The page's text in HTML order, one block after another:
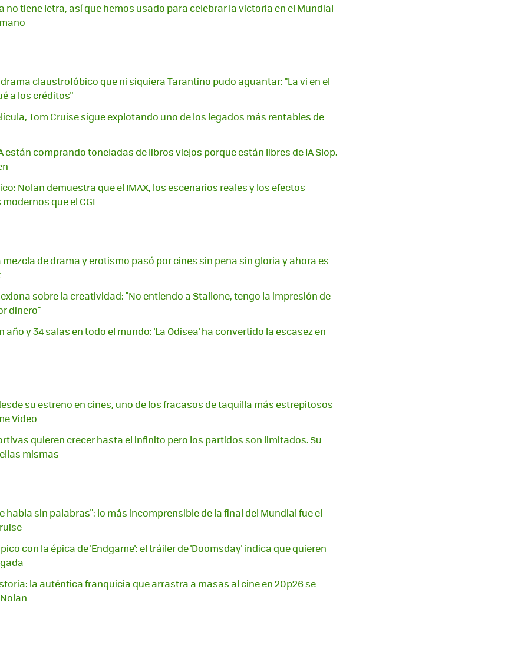
no tiene letra, así que hemos usado para celebrar la victoria en el Mundial
claustrofóbico que ni siquiera Tarantino pudo aguantar: "La vi en el
a los créditos"
Tom Cruise sigue explotando uno de los legados más rentables de
están comprando toneladas de libros viejos porque están libres de IA Slop.
Nolan demuestra que el IMAX, los escenarios reales y los efectos
que el CGI
mezcla de drama y erotismo pasó por cines sin pena sin gloria y ahora es
sobre la creatividad: "No entiendo a Stallone, tengo la impresión de
dinero"
año y 34 salas en todo el mundo: 'La Odisea' ha convertido la escasez en
su estreno en cines, uno de los fracasos de taquilla más estrepitosos
Video
quieren crecer hasta el infinito pero los partidos son limitados. Su
mismas
habla sin palabras": lo más incomprensible de la final del Mundial fue el
con la épica de 'Endgame': el tráiler de 'Doomsday' indica que quieren
la auténtica franquicia que arrastra a masas al cine en 20p26 se